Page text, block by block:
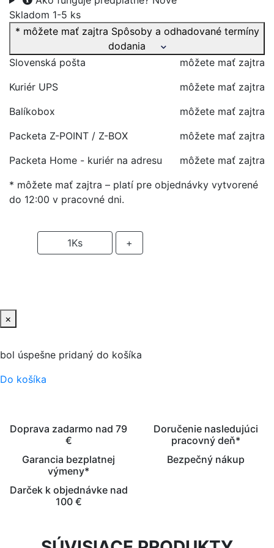
Skladom 1-5 ks
* môžete mať zajtra Spôsoby a odhadované termíny
dodania
Slovenská pošta
môžete mať zajtra
Kuriér UPS
môžete mať zajtra
Balíkobox
môžete mať zajtra
Packeta Z-POINT / Z-BOX
môžete mať zajtra
Packeta Home - kuriér na adresu
môžete mať zajtra
* môžete mať zajtra – platí pre objednávky vytvorené
do 12:00 v pracovné dni.
1Ks +
×
bol úspešne pridaný do košíka
Do košíka
Doprava zadarmo nad 79
€
Doručenie nasledujúci
pracovný deň*
Garancia bezplatnej
výmeny*
Bezpečný nákup
Darček k objednávke nad
100 €